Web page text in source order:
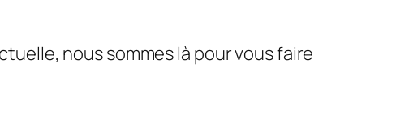
nous sommes là pour vous faire